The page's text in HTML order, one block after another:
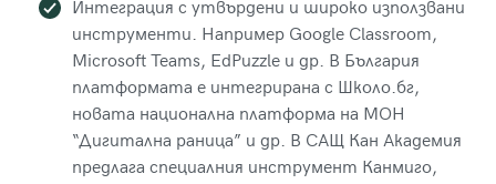
Интеграция с утвърдени и широко използвани
инструменти. Например Google Classroom,
Microsoft Teams, EdPuzzle и др. В България
платформата е интегрирана с Школо.бг,
новата национална платформа на МОН
“Дигитална раница” и др. В САЩ Кан Академия
предлага специалния инструмент Канмиго,